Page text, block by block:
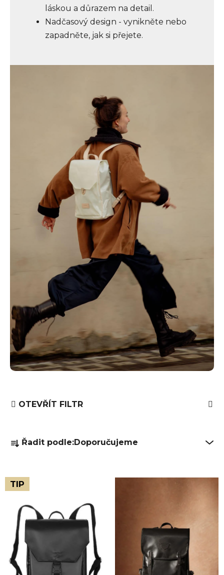
láskou a důrazem na detail.
Nadčasový design - vynikněte nebo
zapadněte, jak si přejete.
OTEVŘÍT FILTR
a
e
n
d
u
Řadit podle:Doporučujeme
V
ý
p
r
TIP